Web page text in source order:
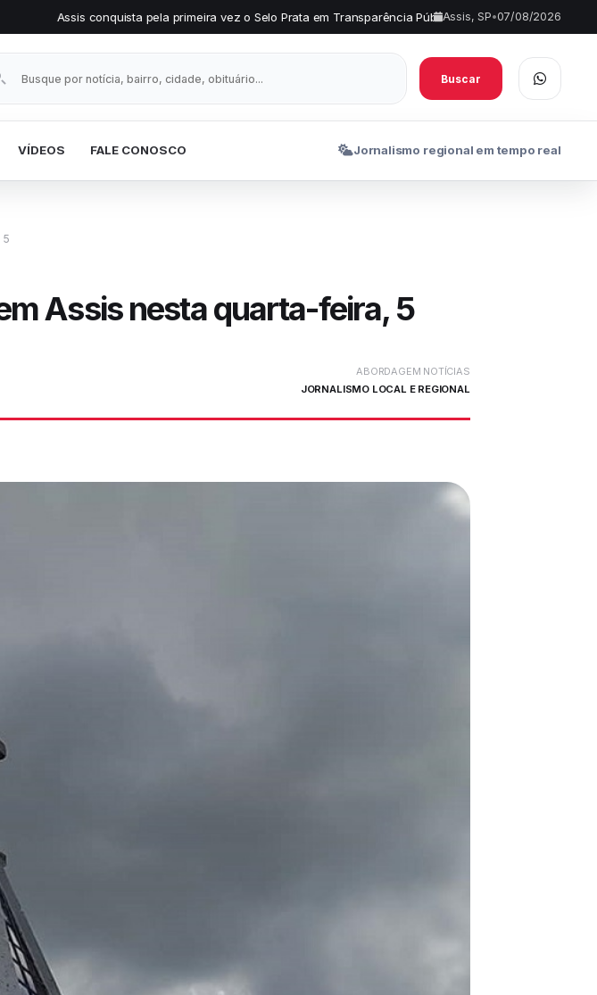
pela primeira vez o Selo Prata em Transparência Pública • Comércio de Assis terá horário
Assis, SP•07/08/2026
notícias
Buscar
VÍDEOS FALE CONOSCO Jornalismo regional em tempo real
5
Assis nesta quarta-feira, 5
ABORDAGEM NOTÍCIAS
JORNALISMO LOCAL E REGIONAL